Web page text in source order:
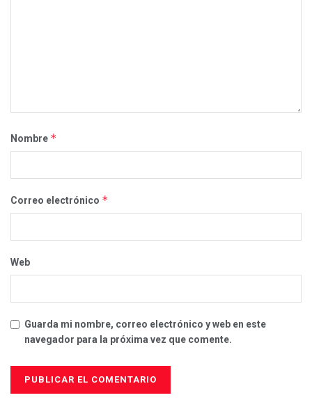
Nombre *
Correo electrónico *
Web
Guarda mi nombre, correo electrónico y web en este
navegador para la próxima vez que comente.